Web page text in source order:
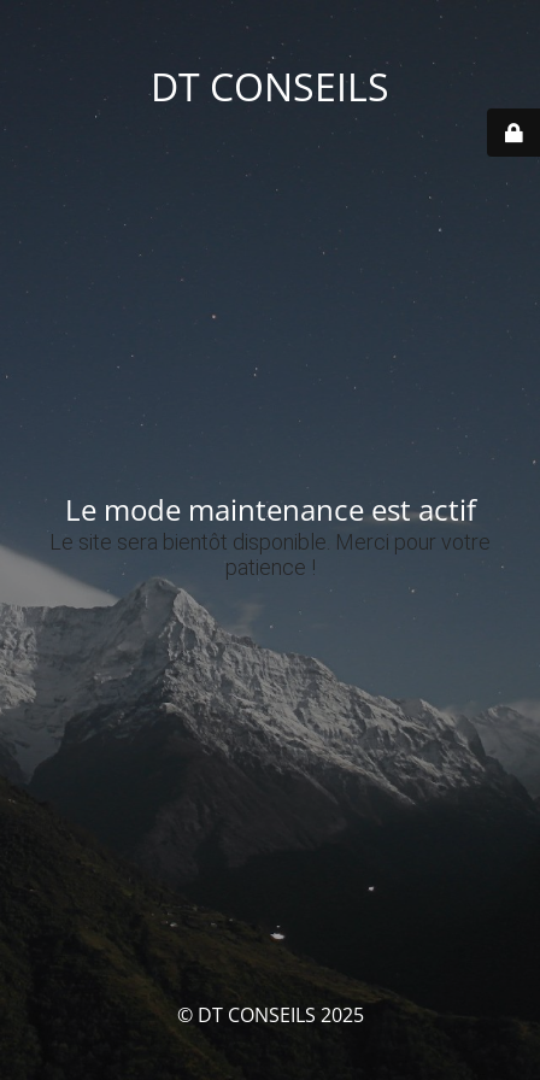
DT CONSEILS
Le mode maintenance est actif
Le site sera bientôt disponible. Merci pour votre
patience !
© DT CONSEILS 2025